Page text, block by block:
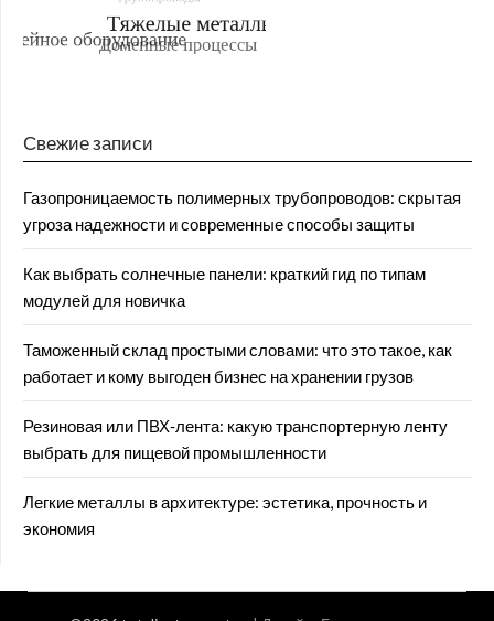
Свежие записи
Газопроницаемость полимерных трубопроводов: скрытая
угроза надежности и современные способы защиты
Как выбрать солнечные панели: краткий гид по типам
модулей для новичка
Таможенный склад простыми словами: что это такое, как
работает и кому выгоден бизнес на хранении грузов
Резиновая или ПВХ‑лента: какую транспортерную ленту
выбрать для пищевой промышленности
Легкие металлы в архитектуре: эстетика, прочность и
экономия